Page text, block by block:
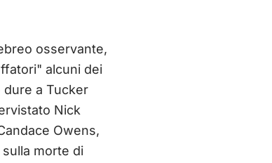
osservante,
alcuni dei
dure a Tucker
Nick
Owens,
morte di